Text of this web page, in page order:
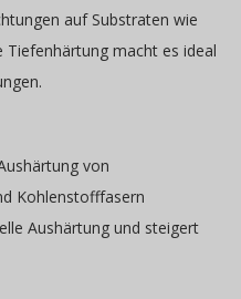
auf Substraten wie
Tiefenhärtung macht es ideal
von
Kohlenstofffasern
Aushärtung und steigert